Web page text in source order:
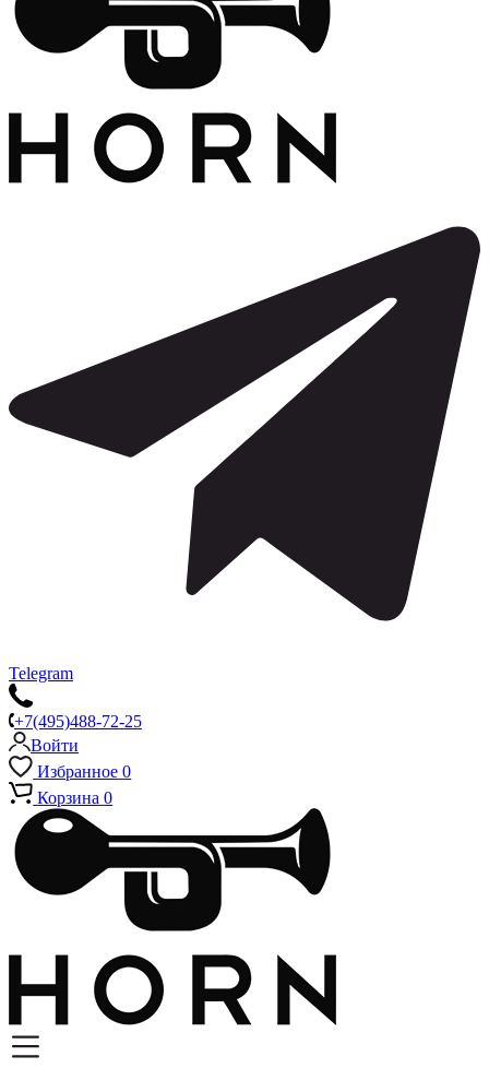
Telegram
+7(495)488-72-25
Войти
Избранное 0
Корзина 0